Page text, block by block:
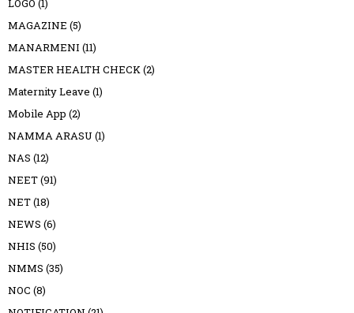
LOGO (1)
MAGAZINE (5)
MANARMENI (11)
MASTER HEALTH CHECK(2)
Maternity Leave (1)
Mobile App (2)
NAMMA ARASU (1)
NAS (12)
NEET(91)
NET(18)
NEWS (6)
NHIS (50)
NMMS (35)
NOC (8)